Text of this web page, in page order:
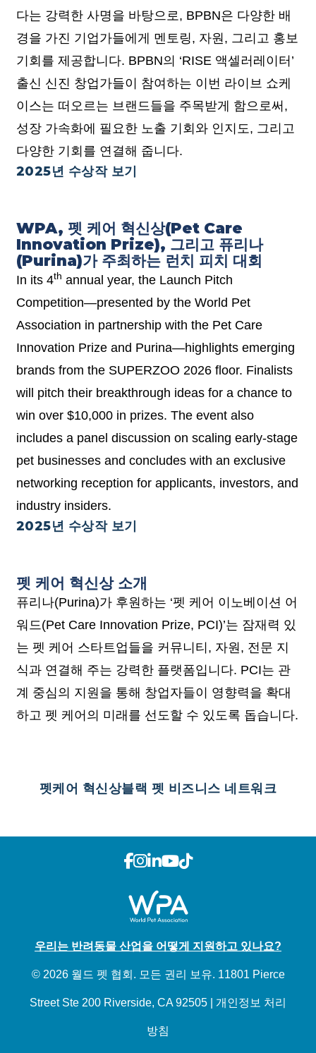
다는 강력한 사명을 바탕으로, BPBN은 다양한 배
경을 가진 기업가들에게 멘토링, 자원, 그리고 홍보
기회를 제공합니다. BPBN의 ‘RISE 액셀러레이터’
출신 신진 창업가들이 참여하는 이번 라이브 쇼케
이스는 떠오르는 브랜드들을 주목받게 함으로써,
성장 가속화에 필요한 노출 기회와 인지도, 그리고
다양한 기회를 연결해 줍니다.
2025년 수상작 보기
WPA, 펫 케어 혁신상(Pet Care
Innovation Prize), 그리고 퓨리나
(Purina)가 주최하는 런치 피치 대회
In its 4th annual year, the Launch Pitch
Competition—presented by the World Pet
Association in partnership with the Pet Care
Innovation Prize and Purina—highlights emerging
brands from the SUPERZOO 2026 floor. Finalists
will pitch their breakthrough ideas for a chance to
win over $10,000 in prizes. The event also
includes a panel discussion on scaling early-stage
pet businesses and concludes with an exclusive
networking reception for applicants, investors, and
industry insiders.
2025년 수상작 보기
펫 케어 혁신상 소개
퓨리나(Purina)가 후원하는 ‘펫 케어 이노베이션 어
워드(Pet Care Innovation Prize, PCI)’는 잠재력 있
는 펫 케어 스타트업들을 커뮤니티, 자원, 전문 지
식과 연결해 주는 강력한 플랫폼입니다. PCI는 관
계 중심의 지원을 통해 창업자들이 영향력을 확대
하고 펫 케어의 미래를 선도할 수 있도록 돕습니다.
펫케어 혁신상블랙 펫 비즈니스 네트워크
우리는 반려동물 산업을 어떻게 지원하고 있나요?
© 2026 월드 펫 협회. 모든 권리 보유. 11801 Pierce
Street Ste 200 Riverside, CA 92505 | 개인정보 처리
방침